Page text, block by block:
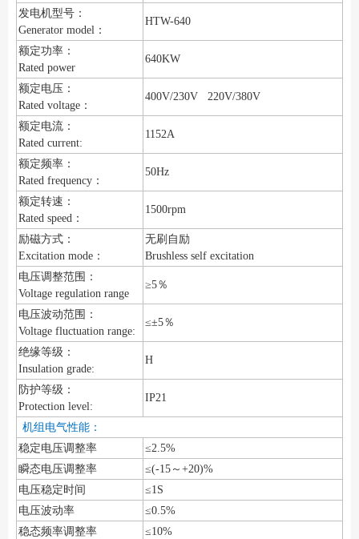
发电机型号：
Generator model：
HTW-640
额定功率：
Rated power
640KW
额定电压：
Rated voltage：
400V/230V 220V/380V
额定电流：
Rated current:
1152A
额定频率：
Rated frequency：
50Hz
额定转速：
Rated speed：
1500rpm
励磁方式：
Excitation mode：
无刷自励
Brushless self excitation
电压调整范围：
Voltage regulation range
≥5％
电压波动范围：
Voltage fluctuation range:
≤±5％
绝缘等级：
Insulation grade:
H
防护等级：
Protection level:
IP21
机组电气性能：
稳定电压调整率
≤2.5%
瞬态电压调整率
≤(-15～+20)%
电压稳定时间
≤1S
电压波动率
≤0.5%
稳态频率调整率
≤10%